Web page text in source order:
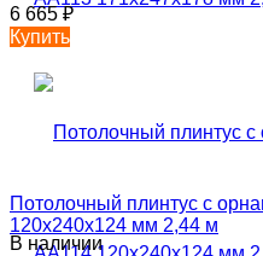
6 665₽
Купить
Потолочный плинтус с
120х240х124 мм 2,44 м
В наличии